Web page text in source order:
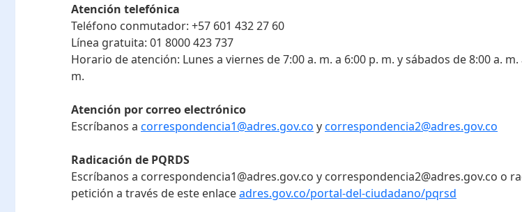
Atención telefónica
Teléfono conmutador: +57 601 432 27 60
Línea gratuita: 01 8000 423 737
Horario de atención: Lunes a viernes de 7:00 a. m. a 6:00 p. m. y sábados de 8:00 a. m.
m.
Atención por correo electrónico
Escríbanos a correspondencia1@adres.gov.co ycorrespondencia2@adres.gov.co
Radicación de PQRDS
Escríbanos a correspondencia1@adres.gov.co y correspondencia2@adres.gov.co o
petición a través de este enlaceadres.gov.co/portal-del-ciudadano/pqrsd